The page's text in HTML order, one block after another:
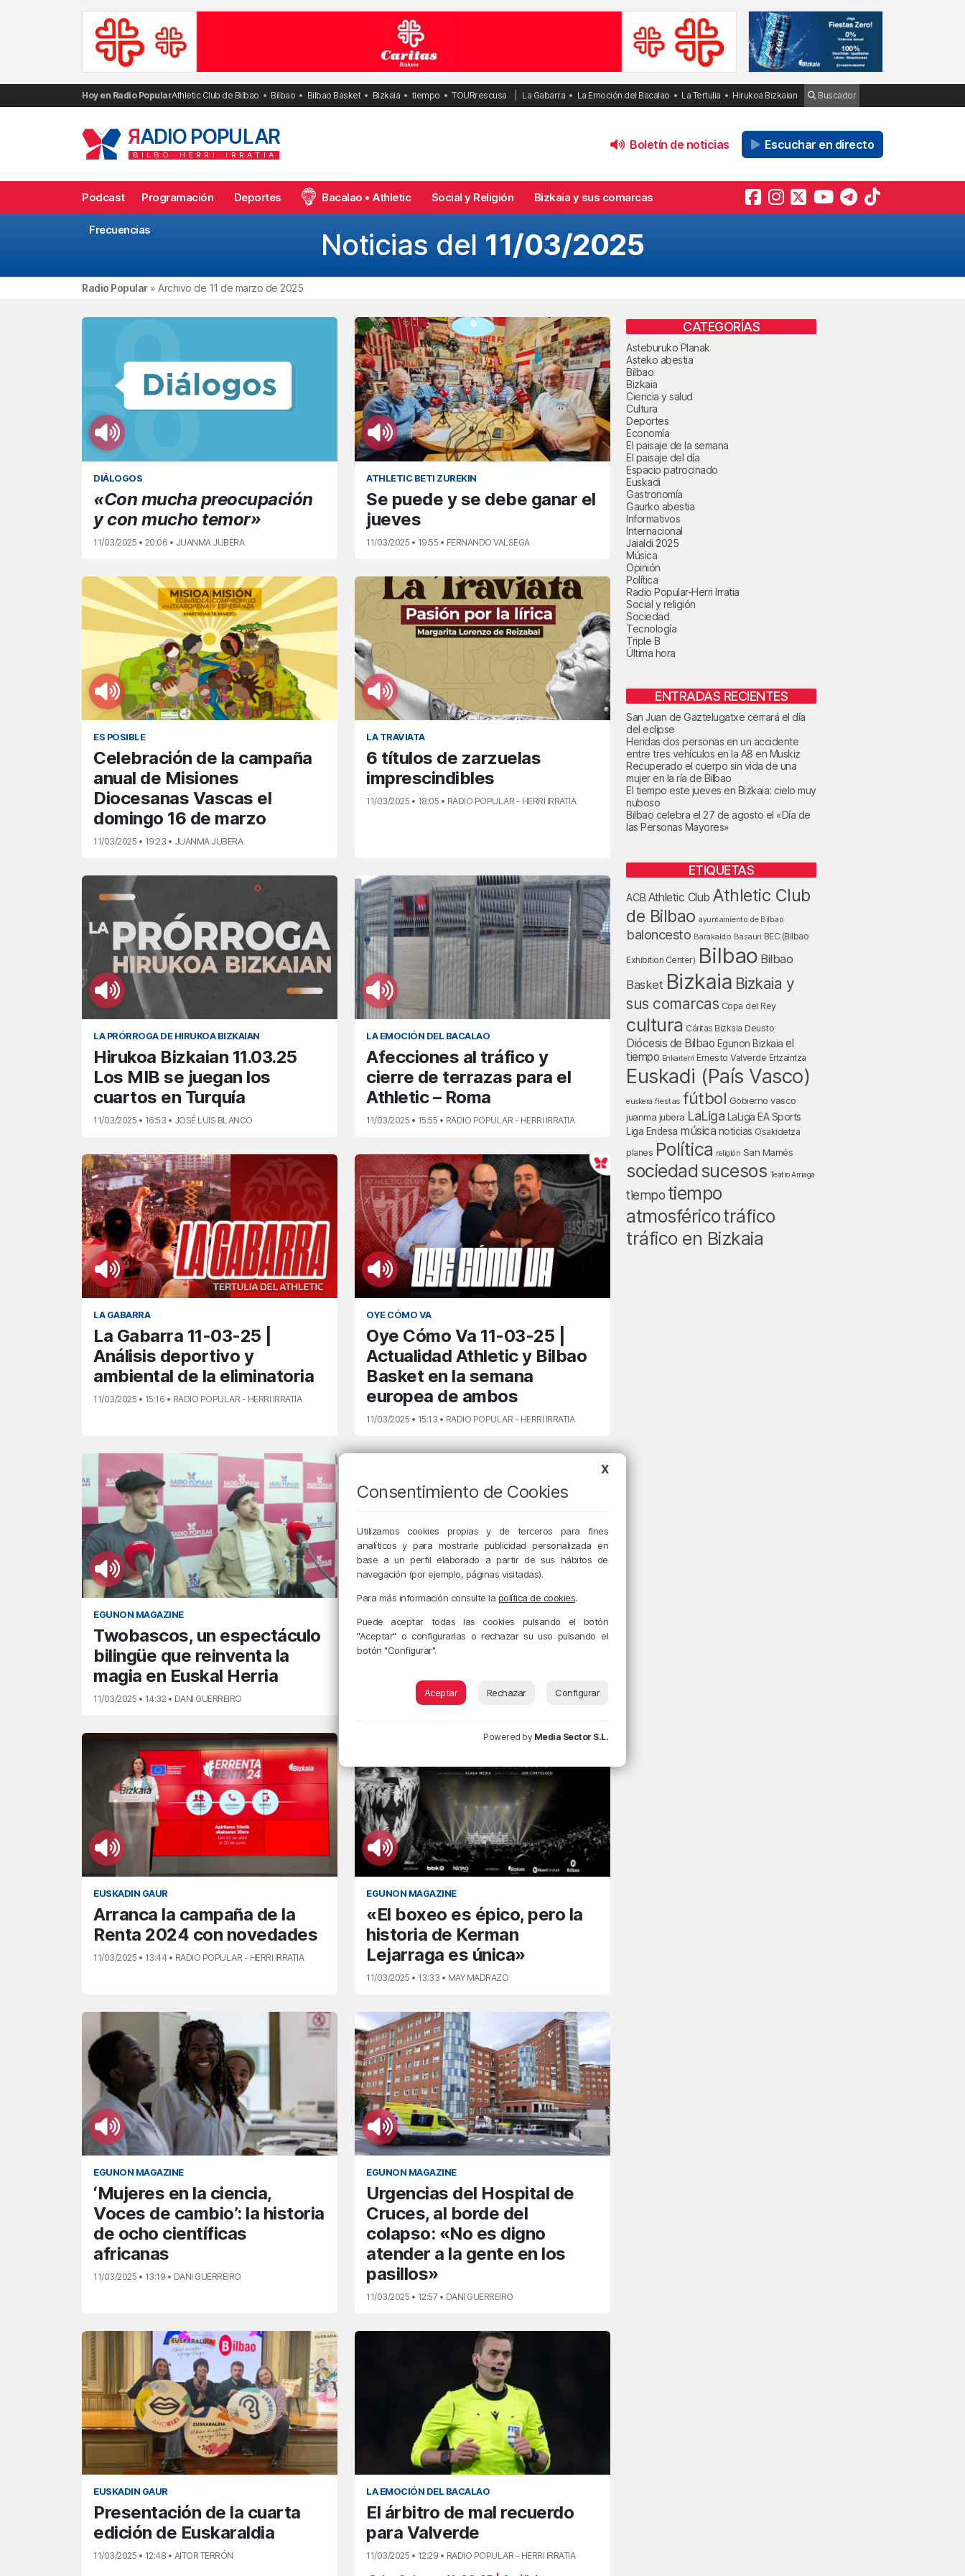
Hoy en Radio PopularAthletic Club de Bilbao Bilbao Bilbao Basket Bizkaia tiempo TOURrescusa La Gabarra La Emoción del Bacalao La Tertulia Hirukoa Bizkaian Buscador
RADIO POPULAR
BILBO HERRI IRRATIA
Boletín de noticias Escuchar en directo
Podcast Programación Deportes Bacalao • Athletic Social y Religión Bizkaia y sus comarcas
Frecuencias Noticias del 11/03/2025
Radio Popular» Archivo de 11 de marzo de 2025
DIÁLOGOS
«Con mucha preocupación
y con mucho temor»
11/03/2025 • 20:06 • JUANMA JUBERA
ATHLETIC BETI ZUREKIN
Se puede y se debe ganar el
jueves
11/03/2025 • 19:55 • FERNANDO VALSEGA
ES POSIBLE
Celebración de la campaña
anual de Misiones
Diocesanas Vascas el
domingo 16 de marzo
11/03/2025 • 19:23 • JUANMA JUBERA
LA TRAVIATA
6 títulos de zarzuelas
imprescindibles
11/03/2025 • 18:05 • RADIO POPULAR - HERRI IRRATIA
LA PRÓRROGA DE HIRUKOA BIZKAIAN
Hirukoa Bizkaian 11.03.25
Los MIB se juegan los
cuartos en Turquía
11/03/2025 • 16:53 • JOSÉ LUIS BLANCO
LA EMOCIÓN DEL BACALAO
Afecciones al tráfico y
cierre de terrazas para el
Athletic – Roma
11/03/2025 • 15:55 • RADIO POPULAR - HERRI IRRATIA
LA GABARRA
La Gabarra 11-03-25 |
Análisis deportivo y
ambiental de la eliminatoria
11/03/2025 • 15:16 • RADIO POPULAR - HERRI IRRATIA
OYE CÓMO VA
Oye Cómo Va 11-03-25 |
Actualidad Athletic y Bilbao
Basket en la semana
europea de ambos
11/03/2025 • 15:13 • RADIO POPULAR - HERRI IRRATIA
EGUNON MAGAZINE
Twobascos, un espectáculo
bilingüe que reinventa la
magia en Euskal Herria
11/03/2025 • 14:32 • DANI GUERREIRO
Nuevas jornadas de huelga
en la educación pública
11/03/2025 • 13:51 • RADIO POPULAR - HERRI IRRATIA
EUSKADIN GAUR
Arranca la campaña de la
Renta 2024 con novedades
11/03/2025 • 13:44 • RADIO POPULAR - HERRI IRRATIA
EGUNON MAGAZINE
«El boxeo es épico, pero la
historia de Kerman
Lejarraga es única»
11/03/2025 • 13:33 • MAY MADRAZO
EGUNON MAGAZINE
‘Mujeres en la ciencia,
Voces de cambio’: la historia
de ocho científicas
africanas
11/03/2025 • 13:19 • DANI GUERREIRO
EGUNON MAGAZINE
Urgencias del Hospital de
Cruces, al borde del
colapso: «No es digno
atender a la gente en los
pasillos»
11/03/2025 • 12:57 • DANI GUERREIRO
EUSKADIN GAUR
Presentación de la cuarta
edición de Euskaraldia
11/03/2025 • 12:48 • AITOR TERRÓN
LA EMOCIÓN DEL BACALAO
El árbitro de mal recuerdo
para Valverde
11/03/2025 • 12:29 • RADIO POPULAR - HERRI IRRATIA
CATEGORÍAS
Asteburuko Planak
Asteko abestia
Bilbao
Bizkaia
Ciencia y salud
Cultura
Deportes
Economía
El paisaje de la semana
El paisaje del día
Espacio patrocinado
Euskadi
Gastronomía
Gaurko abestia
Informativos
Internacional
Jaialdi 2025
Música
Opinión
Política
Radio Popular-Herri Irratia
Social y religión
Sociedad
Tecnología
Triple B
Última hora
ENTRADAS RECIENTES
San Juan de Gaztelugatxe cerrará el día
del eclipse
Heridas dos personas en un accidente
entre tres vehículos en la A8 en Muskiz
Recuperado el cuerpo sin vida de una
mujer en la ría de Bilbao
El tiempo este jueves en Bizkaia: cielo muy
nuboso
Bilbao celebra el 27 de agosto el «Día de
las Personas Mayores»
ETIQUETAS
ACB Athletic Club Athletic Club
de Bilbao ayuntamiento de Bilbao
baloncesto Barakaldo Basauri BEC (Bilbao
Exhibition Center) Bilbao Bilbao
Basket Bizkaia Bizkaia y
sus comarcas Copa del Rey
cultura Cáritas Bizkaia Deusto
Diócesis de Bilbao Egunon Bizkaia el
tiempo Enkarterri Ernesto Valverde Ertzaintza
Euskadi (País Vasco)
euskera fiestas fútbol Gobierno vasco
juanma jubera LaLiga LaLiga EA Sports
Liga Endesa música noticias Osakidetza
planes Política religión San Mamés
sociedad sucesos Teatro Arriaga
tiempo tiempo
atmosféricotráfico
tráfico en Bizkaia
X
Consentimiento de Cookies
Utilizamos cookies propias y de terceros para fines
analíticos y para mostrarle publicidad personalizada en
base a un perfil elaborado a partir de sus hábitos de
navegación (por ejemplo, páginas visitadas).
Para más información consulte la política de cookies.
Puede aceptar todas las cookies pulsando el botón
"Aceptar" o configurarlas o rechazar su uso pulsando el
botón "Configurar".
Aceptar Rechazar Configurar
Powered by Media Sector S.L.